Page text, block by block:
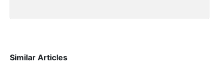
Similar Articles